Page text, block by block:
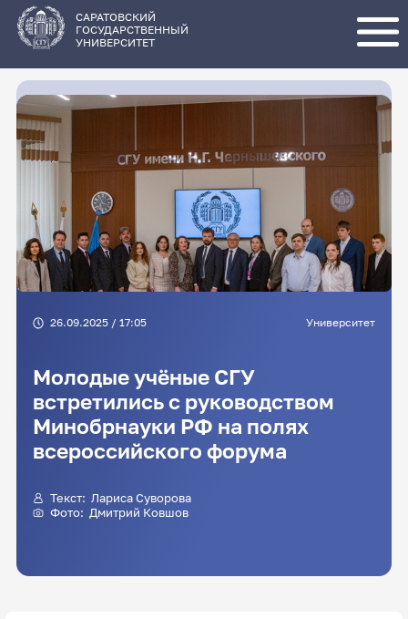
основному
содержанию
САРАТОВСКИЙ
ГОСУДАРСТВЕННЫЙ
УНИВЕРСИТЕТ
26.09.2025 / 17:05 Университет
Молодые учёные СГУ
встретились с руководством
Минобрнауки РФ на полях
всероссийского форума
Текст: Лариса Суворова
Фото: Дмитрий Ковшов